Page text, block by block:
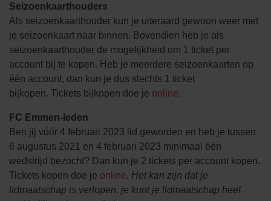
Seizoenkaarthouders
Als seizoenkaarthouder kun je uiteraard gewoon weer met
je seizoenkaart naar binnen. Bovendien heb je als
seizoenkaarthouder de mogelijkheid om 1 ticket per
account bij te kopen. Heb je meerdere seizoenkaarten op
één account, dan kun je dus slechts 1 ticket
bijkopen. Tickets bijkopen doe je online.
FC Emmen-leden
Ben jij vóór 4 februari 2023 lid geworden en heb je tussen
6 augustus 2021 en 4 februari 2023 minimaal één
wedstrijd bezocht? Dan kun je 2 tickets per account kopen.
Tickets kopen doe je online. Het kan zijn dat je
lidmaatschap is verlopen, je kunt je lidmaatschap heel